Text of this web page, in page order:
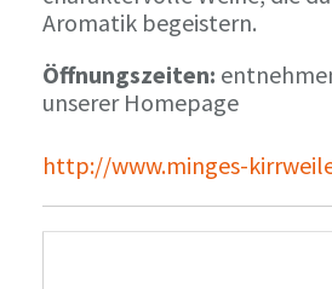
Aromatik begeistern.
Öffnungszeiten:
unserer Homepage
http://www.minges-